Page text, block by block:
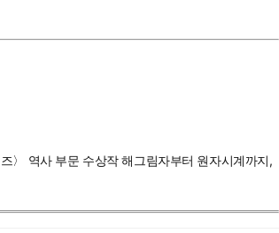
〉 역사 부문 수상작 해그림자부터 원자시계까지,